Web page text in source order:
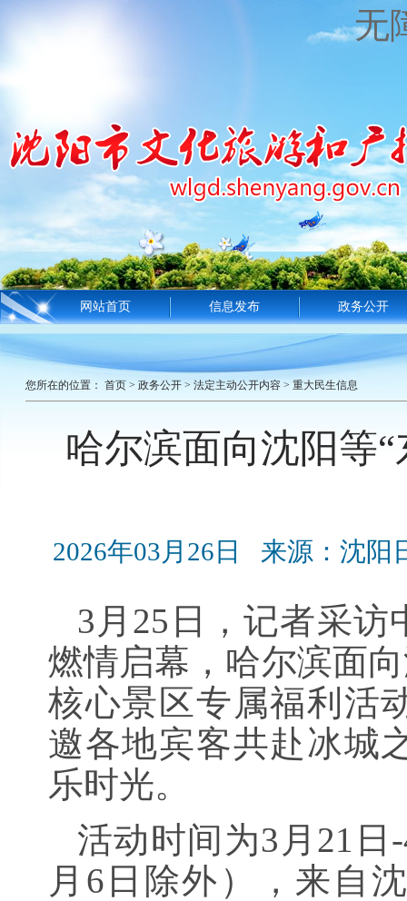
无
网站首页 信息发布 政务公开
您所在的位置： 首页 > 政务公开 > 法定主动公开内容 > 重大民生信息
哈尔滨面向沈阳等
2026年03月26日 来源：沈阳
3月25日，记者采访
燃情启幕，哈尔滨面
核心景区专属福利活
邀各地宾客共赴冰城
乐时光。
活动时间为3月21日
月6日除外），来自